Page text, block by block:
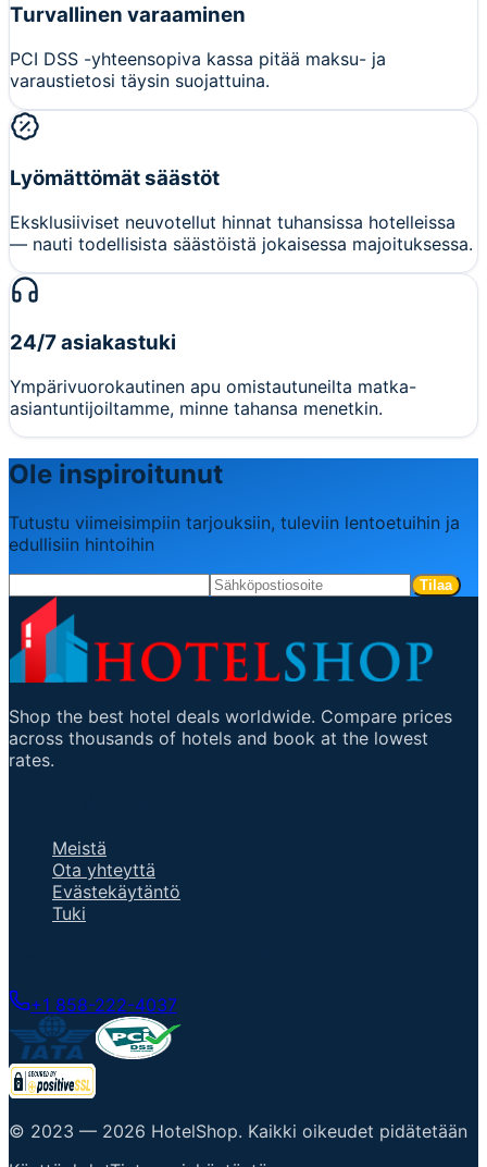
Turvallinen varaaminen
PCI DSS -yhteensopiva kassa pitää maksu- ja
varaustietosi täysin suojattuina.
Lyömättömät säästöt
Eksklusiiviset neuvotellut hinnat tuhansissa hotelleissa
— nauti todellisista säästöistä jokaisessa majoituksessa.
24/7 asiakastuki
Ympärivuorokautinen apu omistautuneilta matka-
asiantuntijoiltamme, minne tahansa menetkin.
Ole inspiroitunut
Tutustu viimeisimpiin tarjouksiin, tuleviin lentoetuihin ja
edullisiin hintoihin
Tilaa
Shop the best hotel deals worldwide. Compare prices
across thousands of hotels and book at the lowest
rates.
Meistä
Ota yhteyttä
Evästekäytäntö
Tuki
+1 858-222-4037
© 2023 — 2026 HotelShop. Kaikki oikeudet pidätetään